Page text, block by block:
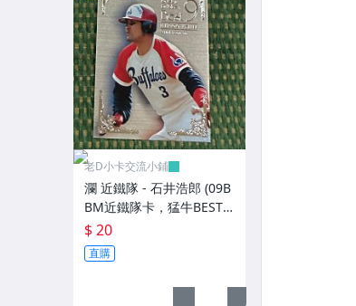
老D小卡交流小鋪
瀾 近鐵隊 - 石井浩郎 (09B
BM近鐵隊卡，猛牛BEST 9
特卡，NO.B3) 狼主
$ 20
直購